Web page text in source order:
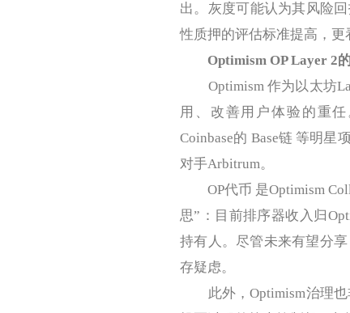
出。灰度可能认为其风险
性质押的评估标准提高，更
Optimism OP Layer 2
Optimism 作为以太坊
用、改善用户体验的重任
Coinbase的 Base链 等明
对手Arbitrum。
OP代币 是Optimism
思”：目前排序器收入归
持有人。尽管未来有望分
存疑虑。
此外，Optimism治理也